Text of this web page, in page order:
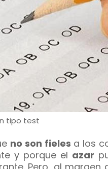
tipo test
no son fieles a los
y porque el azar